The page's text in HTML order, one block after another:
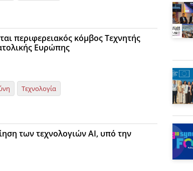
περιφερειακός κόμβος Τεχνητής
Ευρώπης
Τεχνολογία
των τεχνολογιών ΑΙ, υπό την